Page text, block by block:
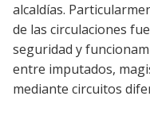
alcaldías.
de las circulaciones
seguridad y
entre imputados,
mediante circuitos